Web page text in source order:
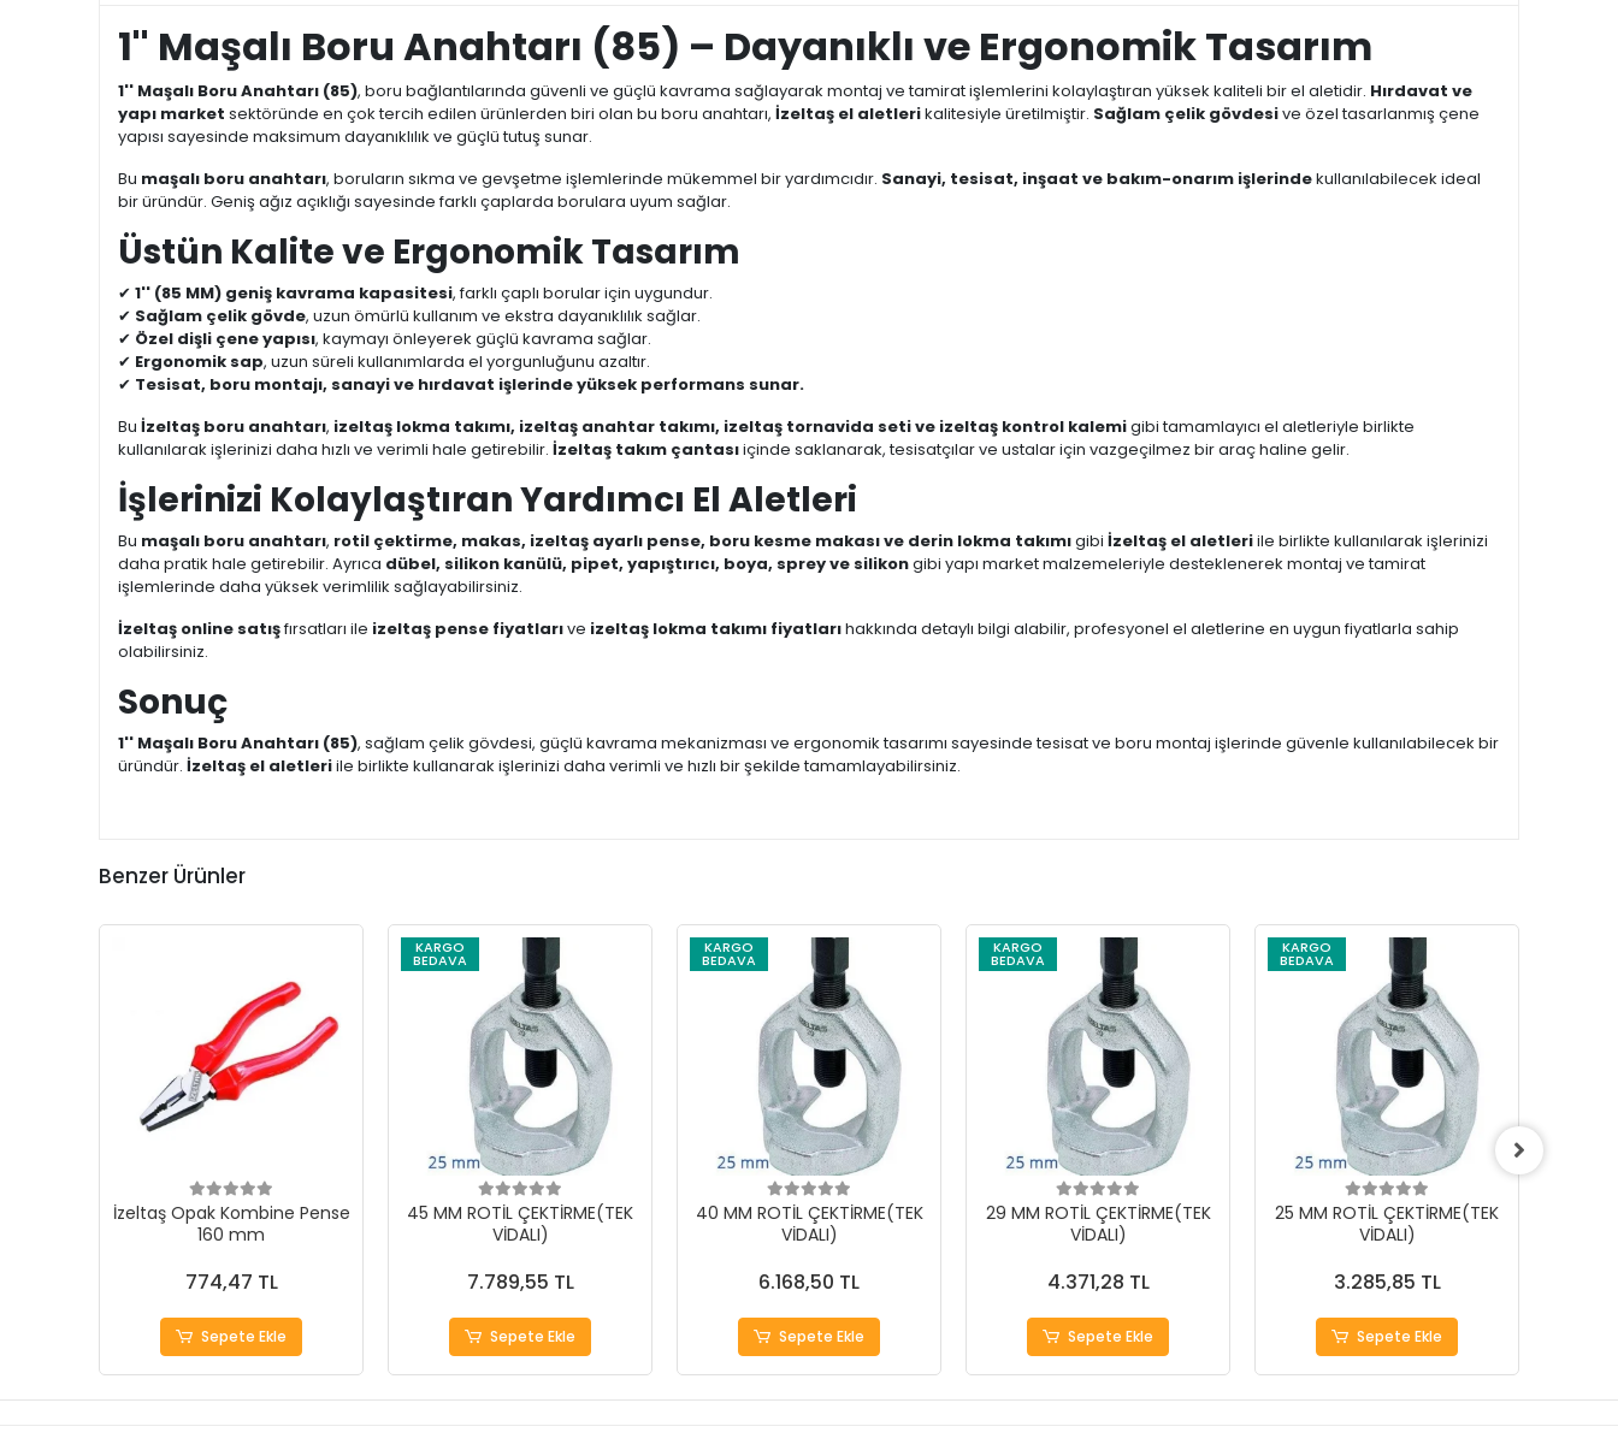
1'' Maşalı Boru Anahtarı (85) – Dayanıklı ve Ergonomik Tasarım
1'' Maşalı Boru Anahtarı (85), boru bağlantılarında güvenli ve güçlü kavrama sağlayarak montaj ve tamirat işlemlerini kolaylaştıran yüksek kaliteli bir el aletidir. Hırdavat ve
yapı market sektöründe en çok tercih edilen ürünlerden biri olan bu boru anahtarı, İzeltaş el aletlerikalitesiyle üretilmiştir. Sağlam çelik gövdesive özel tasarlanmış çene
yapısı sayesinde maksimum dayanıklılık ve güçlü tutuş sunar.
Bu maşalı boru anahtarı, boruların sıkma ve gevşetme işlemlerinde mükemmel bir yardımcıdır. Sanayi, tesisat, inşaat ve bakım-onarım işlerindekullanılabilecek ideal
bir üründür. Geniş ağız açıklığı sayesinde farklı çaplarda borulara uyum sağlar.
Üstün Kalite ve Ergonomik Tasarım
✔ 1'' (85 MM) geniş kavrama kapasitesi, farklı çaplı borular için uygundur.
✔ Sağlam çelik gövde, uzun ömürlü kullanım ve ekstra dayanıklılık sağlar.
✔ Özel dişli çene yapısı, kaymayı önleyerek güçlü kavrama sağlar.
✔ Ergonomik sap, uzun süreli kullanımlarda el yorgunluğunu azaltır.
✔ Tesisat, boru montajı, sanayi ve hırdavat işlerinde yüksek performans sunar.
Bu İzeltaş boru anahtarı, izeltaş lokma takımı, izeltaş anahtar takımı, izeltaş tornavida seti ve izeltaş kontrol kalemigibi tamamlayıcı el aletleriyle birlikte
kullanılarak işlerinizi daha hızlı ve verimli hale getirebilir. İzeltaş takım çantasıiçinde saklanarak, tesisatçılar ve ustalar için vazgeçilmez bir araç haline gelir.
İşlerinizi Kolaylaştıran Yardımcı El Aletleri
Bu maşalı boru anahtarı, rotil çektirme, makas, izeltaş ayarlı pense, boru kesme makası ve derin lokma takımıgibi İzeltaş el aletleriile birlikte kullanılarak işlerinizi
daha pratik hale getirebilir. Ayrıca dübel, silikon kanülü, pipet, yapıştırıcı, boya, sprey ve silikongibi yapı market malzemeleriyle desteklenerek montaj ve tamirat
işlemlerinde daha yüksek verimlilik sağlayabilirsiniz.
İzeltaş online satışfırsatları ile izeltaş pense fiyatlarıve izeltaş lokma takımı fiyatlarıhakkında detaylı bilgi alabilir, profesyonel el aletlerine en uygun fiyatlarla sahip
olabilirsiniz.
Sonuç
1'' Maşalı Boru Anahtarı (85), sağlam çelik gövdesi, güçlü kavrama mekanizması ve ergonomik tasarımı sayesinde tesisat ve boru montaj işlerinde güvenle kullanılabilecek bir
üründür. İzeltaş el aletleriile birlikte kullanarak işlerinizi daha verimli ve hızlı bir şekilde tamamlayabilirsiniz.
Benzer Ürünler
İzeltaş Opak Kombine Pense
160 mm
774,47 TL
Sepete Ekle
KARGO
BEDAVA
45 MM ROTİL ÇEKTİRME(TEK
VİDALI)
7.789,55 TL
Sepete Ekle
KARGO
BEDAVA
40 MM ROTİL ÇEKTİRME(TEK
VİDALI)
6.168,50 TL
Sepete Ekle
KARGO
BEDAVA
29 MM ROTİL ÇEKTİRME(TEK
VİDALI)
4.371,28 TL
Sepete Ekle
KARGO
BEDAVA
25 MM ROTİL ÇEKTİRME(TEK
VİDALI)
3.285,85 TL
Sepete Ekle